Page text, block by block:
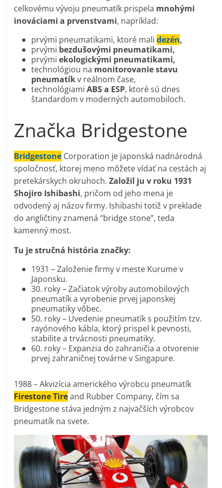
celkovému vývoju pneumatík prispela mnohými
inováciami a prvenstvami, napríklad:
prvými pneumatikami, ktoré malidezén,
prvými bezdušovými pneumatikami,
prvýmiekologickými pneumatikami,
technológiou na monitorovanie stavu
pneumatíkv reálnom čase,
technológiamiABS a ESP, ktoré sú dnes
štandardom v moderných automobiloch​.
Značka Bridgestone
Bridgestone Corporation je japonská nadnárodná
spoločnosť, ktorej meno môžete vídať na cestách aj
pretekárskych okruhoch.Založil ju v roku 1931
Shojiro Ishibashi, pričom od jeho mena je
odvodený aj názov firmy. Ishibashi totiž v preklade
do angličtiny znamená “bridge stone”, teda
kamenný most.
Tu je stručná história značky:
1931 – Založenie firmy v meste Kurume v
Japonsku.
30. roky – Začiatok výroby automobilových
pneumatík a vyrobenie prvej japonskej
pneumatiky vôbec.
50. roky – Uvedenie pneumatík s použitím tzv.
rayónového kábla, ktorý prispel k pevnosti,
stabilite a trvácnosti pneumatiky.
60. roky – Expanzia do zahraničia a otvorenie
prvej zahraničnej továrne v Singapure.
1988 – Akvizícia amerického výrobcu pneumatík
Firestone Tireand Rubber Company, čím sa
Bridgestone stáva jedným z najväčších výrobcov
pneumatík na svete.